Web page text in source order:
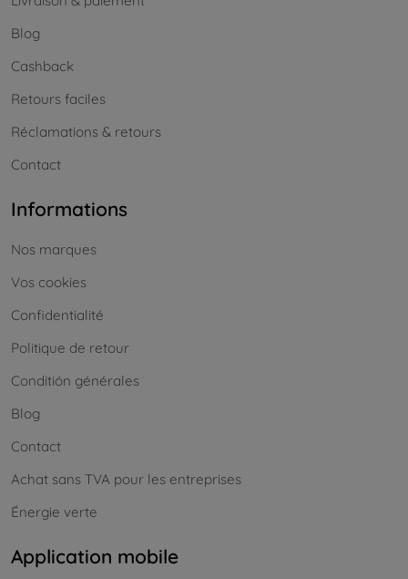
Blog
Cashback
Retours faciles
Réclamations & retours
Contact
Informations
Nos marques
Vos cookies
Confidentialité
Politique de retour
Conditión générales
Blog
Contact
Achat sans TVA pour les entreprises
Énergie verte
Application mobile